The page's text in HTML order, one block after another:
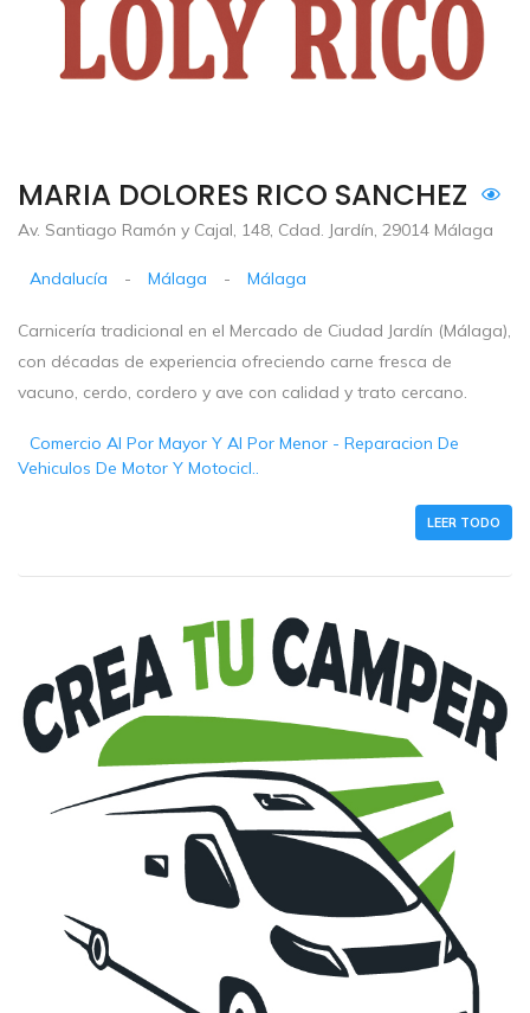
MARIA DOLORES RICO SANCHEZ
Av. Santiago Ramón y Cajal, 148, Cdad. Jardín, 29014 Málaga
Andalucía - Málaga - Málaga
Carnicería tradicional en el Mercado de Ciudad Jardín (Málaga),
con décadas de experiencia ofreciendo carne fresca de
vacuno, cerdo, cordero y ave con calidad y trato cercano.
Comercio Al Por Mayor Y Al Por Menor - Reparacion De
Vehiculos De Motor Y Motocicl..
LEER TODO